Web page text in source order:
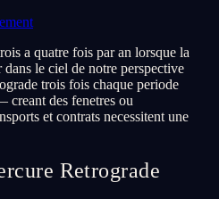
a quatre fois par an lorsque la
le ciel de notre perspective
trois fois chaque periode
creant des fenetres ou
et contrats necessitent une
Retrograde